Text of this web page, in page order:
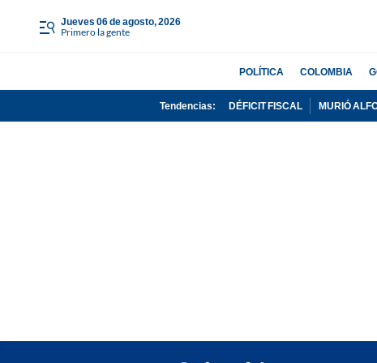
jueves 06 de agosto, 2026
Primero la gente
POLÍTICA COLOMBIA
Tendencias: DÉFICIT FISCAL MURIÓ